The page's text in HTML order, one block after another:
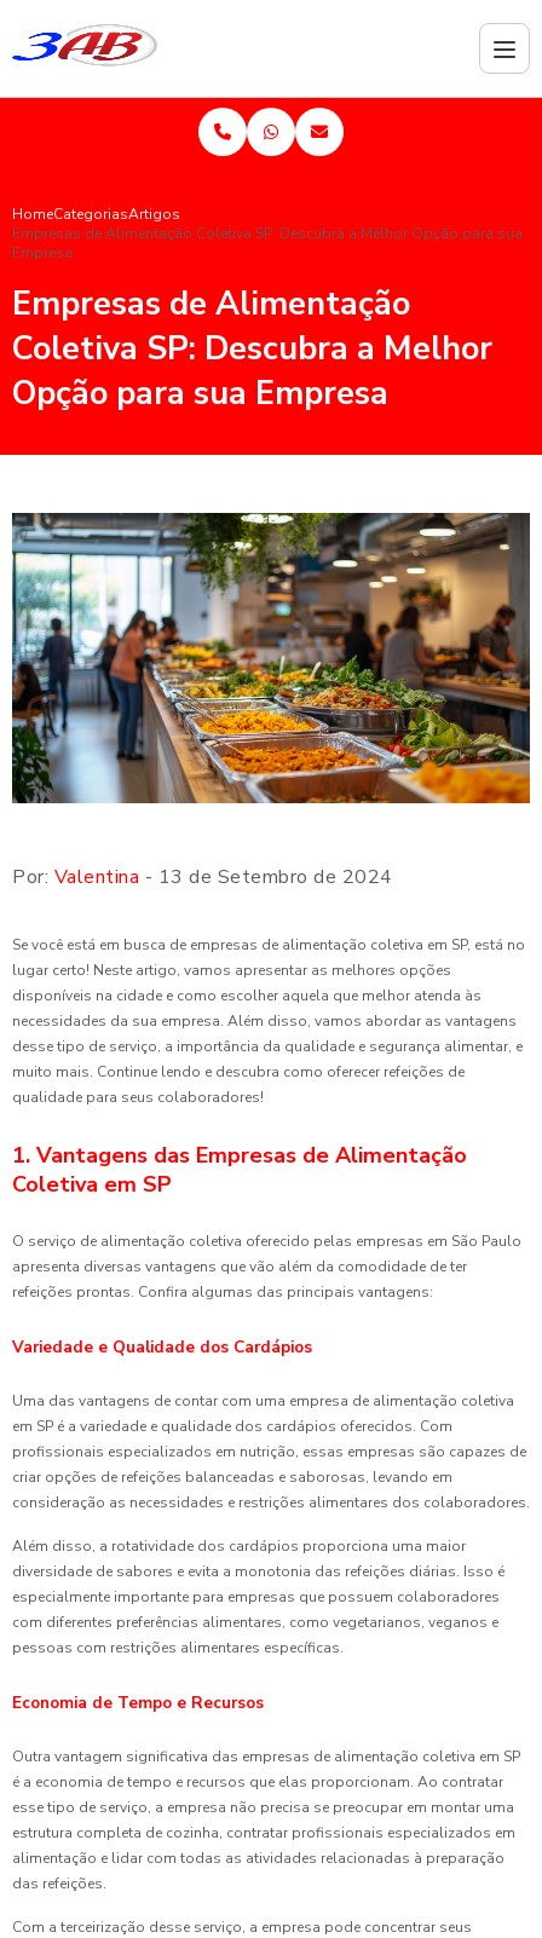
HomeCategoriasArtigos
Empresas de Alimentação Coletiva SP: Descubra a Melhor Opção para sua
Empresa
Empresas de Alimentação
Coletiva SP: Descubra a Melhor
Opção para sua Empresa
Por: Valentina - 13 de Setembro de 2024
Se você está em busca de empresas de alimentação coletiva em SP, está no
lugar certo! Neste artigo, vamos apresentar as melhores opções
disponíveis na cidade e como escolher aquela que melhor atenda às
necessidades da sua empresa. Além disso, vamos abordar as vantagens
desse tipo de serviço, a importância da qualidade e segurança alimentar, e
muito mais. Continue lendo e descubra como oferecer refeições de
qualidade para seus colaboradores!
1. Vantagens das Empresas de Alimentação
Coletiva em SP
O serviço de alimentação coletiva oferecido pelas empresas em São Paulo
apresenta diversas vantagens que vão além da comodidade de ter
refeições prontas. Confira algumas das principais vantagens:
Variedade e Qualidade dos Cardápios
Uma das vantagens de contar com uma empresa de alimentação coletiva
em SP é a variedade e qualidade dos cardápios oferecidos. Com
profissionais especializados em nutrição, essas empresas são capazes de
criar opções de refeições balanceadas e saborosas, levando em
consideração as necessidades e restrições alimentares dos colaboradores.
Além disso, a rotatividade dos cardápios proporciona uma maior
diversidade de sabores e evita a monotonia das refeições diárias. Isso é
especialmente importante para empresas que possuem colaboradores
com diferentes preferências alimentares, como vegetarianos, veganos e
pessoas com restrições alimentares específicas.
Economia de Tempo e Recursos
Outra vantagem significativa das empresas de alimentação coletiva em SP
é a economia de tempo e recursos que elas proporcionam. Ao contratar
esse tipo de serviço, a empresa não precisa se preocupar em montar uma
estrutura completa de cozinha, contratar profissionais especializados em
alimentação e lidar com todas as atividades relacionadas à preparação
das refeições.
Com a terceirização desse serviço, a empresa pode concentrar seus